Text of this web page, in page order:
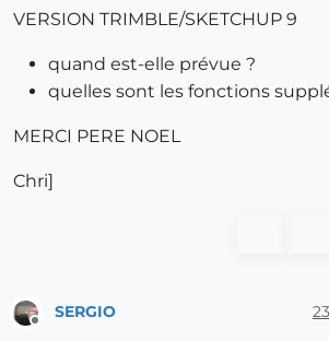
VERSION TRIMBLE/SKETCHUP 9
quand est-elle prévue ?
quelles sont les fonctions
MERCI PERE NOEL
Chri]
Offline
SERGIO